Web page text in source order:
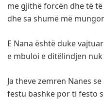
me gjithë forcën dhe të
dhe sa shumë më
E Nana është duke
e mbuloi e ditëlindjen
Ja theve zemren Nanes
festu bashkë por ti festo